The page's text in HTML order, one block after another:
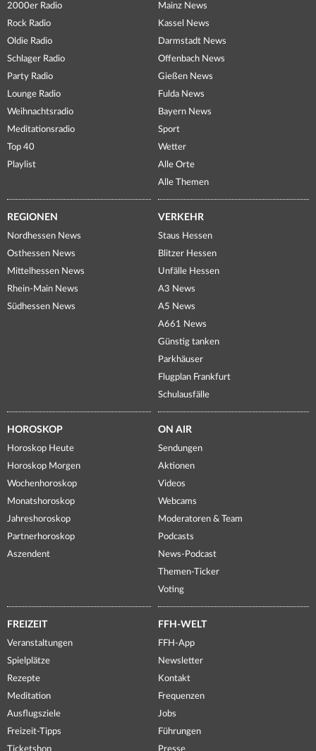
2000er Radio
Rock Radio
Oldie Radio
Schlager Radio
Party Radio
Lounge Radio
Weihnachtsradio
Meditationsradio
Top 40
Playlist
Mainz News
Kassel News
Darmstadt News
Offenbach News
Gießen News
Fulda News
Bayern News
Sport
Wetter
Alle Orte
Alle Themen
REGIONEN
Nordhessen News
Osthessen News
Mittelhessen News
Rhein-Main News
Südhessen News
VERKEHR
Staus Hessen
Blitzer Hessen
Unfälle Hessen
A3 News
A5 News
A661 News
Günstig tanken
Parkhäuser
Flugplan Frankfurt
Schulausfälle
HOROSKOP
Horoskop Heute
Horoskop Morgen
Wochenhoroskop
Monatshoroskop
Jahreshoroskop
Partnerhoroskop
Aszendent
ON AIR
Sendungen
Aktionen
Videos
Webcams
Moderatoren & Team
Podcasts
News-Podcast
Themen-Ticker
Voting
FREIZEIT
Veranstaltungen
Spielplätze
Rezepte
Meditation
Ausflugsziele
Freizeit-Tipps
Ticketshop
FFH-WELT
FFH-App
Newsletter
Kontakt
Frequenzen
Jobs
Führungen
Presse